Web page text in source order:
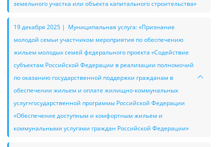
земельного участка или объекта капитального строительства»
19 декабря 2025 | Муниципальная услуга: «Признание
молодой семьи участником мероприятия по обеспечению
жильем молодых семей федерального проекта «Содействие
субъектам Российской Федерации в реализации полномочий
по оказанию государственной поддержки гражданам в
обеспечении жильем и оплате жилищно-коммунальных
услуг»государственной программы Российской Федерации
«Обеспечение доступным и комфортным жильем и
коммунальными услугами граждан Российской Федерации»